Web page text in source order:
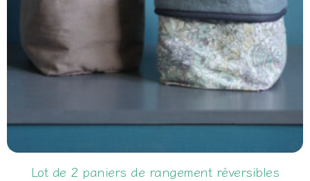
Lot de 2 paniers de rangement réversibles